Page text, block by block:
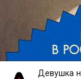
Девушка